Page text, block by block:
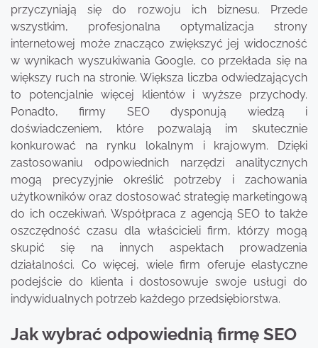
przyczyniają się do rozwoju ich biznesu. Przede
wszystkim, profesjonalna optymalizacja strony
internetowej może znacząco zwiększyć jej widoczność
w wynikach wyszukiwania Google, co przekłada się na
większy ruch na stronie. Większa liczba odwiedzających
to potencjalnie więcej klientów i wyższe przychody.
Ponadto, firmy SEO dysponują wiedzą i
doświadczeniem, które pozwalają im skutecznie
konkurować na rynku lokalnym i krajowym. Dzięki
zastosowaniu odpowiednich narzędzi analitycznych
mogą precyzyjnie określić potrzeby i zachowania
użytkowników oraz dostosować strategię marketingową
do ich oczekiwań. Współpraca z agencją SEO to także
oszczędność czasu dla właścicieli firm, którzy mogą
skupić się na innych aspektach prowadzenia
działalności. Co więcej, wiele firm oferuje elastyczne
podejście do klienta i dostosowuje swoje usługi do
indywidualnych potrzeb każdego przedsiębiorstwa.
Jak wybrać odpowiednią firmę SEO